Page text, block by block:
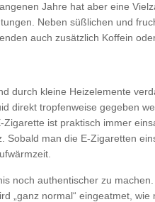
Jahre hat aber eine
Neben süßlichen und
auch zusätzlich Koffein
durch kleine Heizelemente
direkt tropfenweise gegeben
ist praktisch immer
Sobald man die E-Zigaretten
noch authentischer zu
„ganz normal“ eingeatmet,